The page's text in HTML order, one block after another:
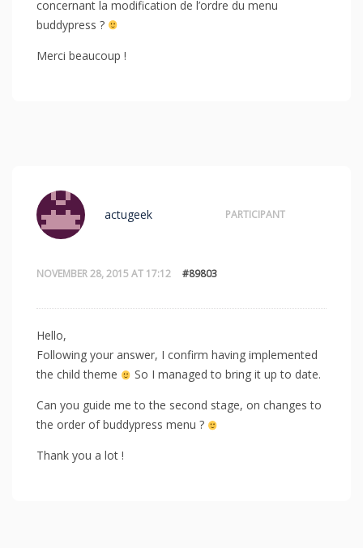
concernant la modification de l’ordre du menu
buddypress ?
Merci beaucoup !
NOVEMBER 28, 2015 AT 17:12 #89803
actugeek PARTICIPANT
Hello,
Following your answer, I confirm having implemented
the child theme
So I managed to bring it up to date.
Can you guide me to the second stage, on changes to
the order of buddypress menu ?
Thank you a lot !